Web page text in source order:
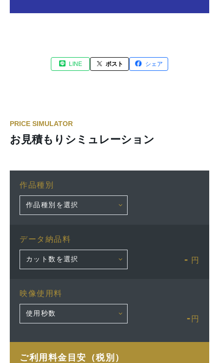
LINE ポスト シェア
PRICE SIMULATOR
お見積もりシミュレーション
作品種別
データ納品料
- 円
映像使用料
- 円
ご利用料金目安（税別）